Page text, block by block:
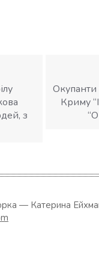
з
Окупанти
Криму
— Катерина